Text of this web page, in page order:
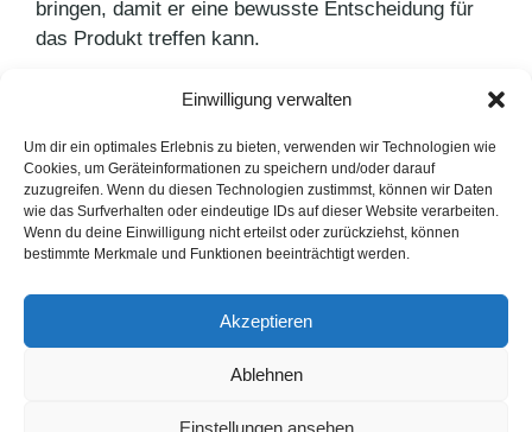
Einwilligung verwalten
Um dir ein optimales Erlebnis zu bieten, verwenden wir Technologien wie
Cookies, um Geräteinformationen zu speichern und/oder darauf
zuzugreifen. Wenn du diesen Technologien zustimmst, können wir Daten
wie das Surfverhalten oder eindeutige IDs auf dieser Website verarbeiten.
Wenn du deine Einwilligung nicht erteilst oder zurückziehst, können
bestimmte Merkmale und Funktionen beeinträchtigt werden.
Akzeptieren
Ablehnen
Einstellungen ansehen
bringen, damit er eine bewusste Entscheidung für
das Produkt treffen kann.
Schlagwörter
Konsum,Marketingstrategie
Vollkorn-Salat-Pause mit Feta-Falafel
Brand Awareness steigern?